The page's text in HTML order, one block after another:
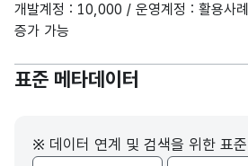
개발계정 : 10,000 / 운영계정 : 활용사
증가 가능
표준 메타데이터
※ 데이터 연계 및 검색을 위한 표